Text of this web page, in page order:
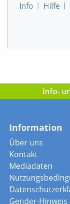
Info | Hilfe |
Info-
Information
Über uns
Kontakt
Mediadaten
Gender-Hinweis